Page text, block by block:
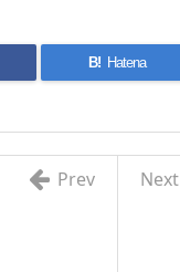
B! Hatena
Next
Prev